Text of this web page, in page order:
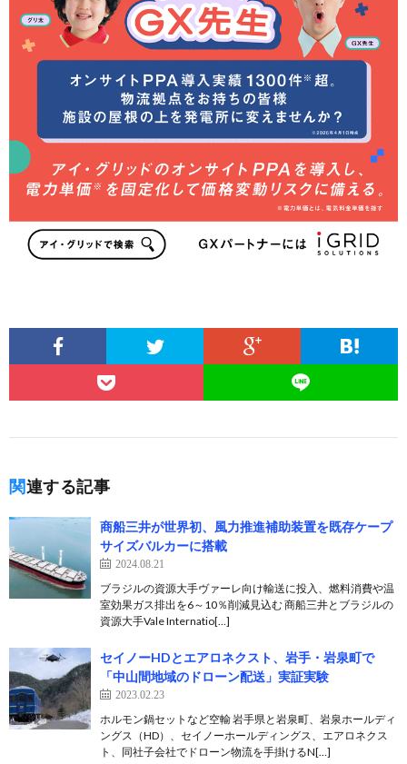
関連する記事
商船三井が世界初、風力推進補助装置を既存ケープ
サイズバルカーに搭載
2024.08.21
ブラジルの資源大手ヴァーレ向け輸送に投入、燃料消費や温
室効果ガス排出を6～10％削減見込む 商船三井とブラジルの
資源大手Vale Internatio[…]
セイノーHDとエアロネクスト、岩手・岩泉町で
「中山間地域のドローン配送」実証実験
2023.02.23
ホルモン鍋セットなど空輸 岩手県と岩泉町、岩泉ホールディ
ングス（HD）、セイノーホールディングス、エアロネクス
ト、同社子会社でドローン物流を手掛けるN[…]